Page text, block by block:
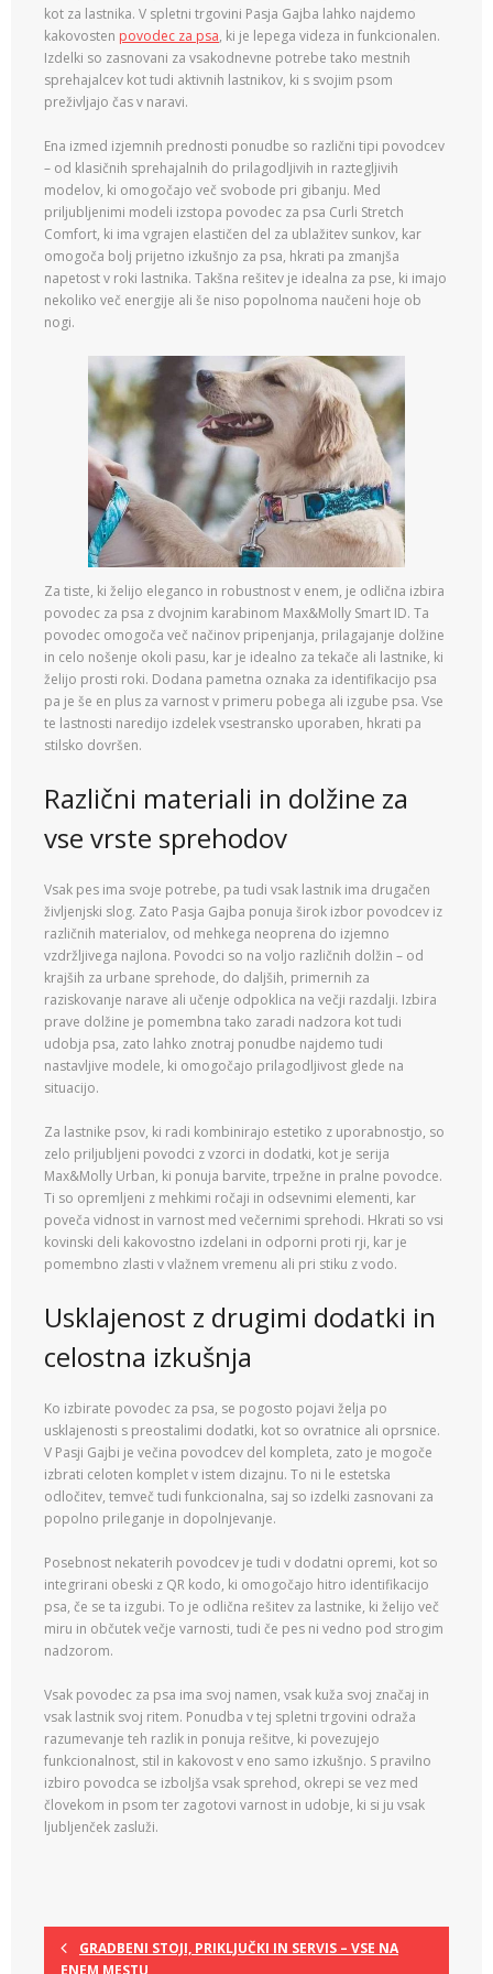
kot za lastnika. V spletni trgovini Pasja Gajba lahko najdemo
kakovosten povodec za psa, ki je lepega videza in funkcionalen.
Izdelki so zasnovani za vsakodnevne potrebe tako mestnih
sprehajalcev kot tudi aktivnih lastnikov, ki s svojim psom
preživljajo čas v naravi.
Ena izmed izjemnih prednosti ponudbe so različni tipi povodcev
– od klasičnih sprehajalnih do prilagodljivih in raztegljivih
modelov, ki omogočajo več svobode pri gibanju. Med
priljubljenimi modeli izstopa povodec za psa Curli Stretch
Comfort, ki ima vgrajen elastičen del za ublažitev sunkov, kar
omogoča bolj prijetno izkušnjo za psa, hkrati pa zmanjša
napetost v roki lastnika. Takšna rešitev je idealna za pse, ki imajo
nekoliko več energije ali še niso popolnoma naučeni hoje ob
nogi.
Za tiste, ki želijo eleganco in robustnost v enem, je odlična izbira
povodec za psa z dvojnim karabinom Max&Molly Smart ID. Ta
povodec omogoča več načinov pripenjanja, prilagajanje dolžine
in celo nošenje okoli pasu, kar je idealno za tekače ali lastnike, ki
želijo prosti roki. Dodana pametna oznaka za identifikacijo psa
pa je še en plus za varnost v primeru pobega ali izgube psa. Vse
te lastnosti naredijo izdelek vsestransko uporaben, hkrati pa
stilsko dovršen.
Različni materiali in dolžine za
vse vrste sprehodov
Vsak pes ima svoje potrebe, pa tudi vsak lastnik ima drugačen
življenjski slog. Zato Pasja Gajba ponuja širok izbor povodcev iz
različnih materialov, od mehkega neoprena do izjemno
vzdržljivega najlona. Povodci so na voljo različnih dolžin – od
krajših za urbane sprehode, do daljših, primernih za
raziskovanje narave ali učenje odpoklica na večji razdalji. Izbira
prave dolžine je pomembna tako zaradi nadzora kot tudi
udobja psa, zato lahko znotraj ponudbe najdemo tudi
nastavljive modele, ki omogočajo prilagodljivost glede na
situacijo.
Za lastnike psov, ki radi kombinirajo estetiko z uporabnostjo, so
zelo priljubljeni povodci z vzorci in dodatki, kot je serija
Max&Molly Urban, ki ponuja barvite, trpežne in pralne povodce.
Ti so opremljeni z mehkimi ročaji in odsevnimi elementi, kar
poveča vidnost in varnost med večernimi sprehodi. Hkrati so vsi
kovinski deli kakovostno izdelani in odporni proti rji, kar je
pomembno zlasti v vlažnem vremenu ali pri stiku z vodo.
Usklajenost z drugimi dodatki in
celostna izkušnja
Ko izbirate povodec za psa, se pogosto pojavi želja po
usklajenosti s preostalimi dodatki, kot so ovratnice ali oprsnice.
V Pasji Gajbi je večina povodcev del kompleta, zato je mogoče
izbrati celoten komplet v istem dizajnu. To ni le estetska
odločitev, temveč tudi funkcionalna, saj so izdelki zasnovani za
popolno prileganje in dopolnjevanje.
Posebnost nekaterih povodcev je tudi v dodatni opremi, kot so
integrirani obeski z QR kodo, ki omogočajo hitro identifikacijo
psa, če se ta izgubi. To je odlična rešitev za lastnike, ki želijo več
miru in občutek večje varnosti, tudi če pes ni vedno pod strogim
nadzorom.
Vsak povodec za psa ima svoj namen, vsak kuža svoj značaj in
vsak lastnik svoj ritem. Ponudba v tej spletni trgovini odraža
razumevanje teh razlik in ponuja rešitve, ki povezujejo
funkcionalnost, stil in kakovost v eno samo izkušnjo. S pravilno
izbiro povodca se izboljša vsak sprehod, okrepi se vez med
človekom in psom ter zagotovi varnost in udobje, ki si ju vsak
ljubljenček zasluži.
GRADBENI STOJI, PRIKLJUČKI IN SERVIS – VSE NA